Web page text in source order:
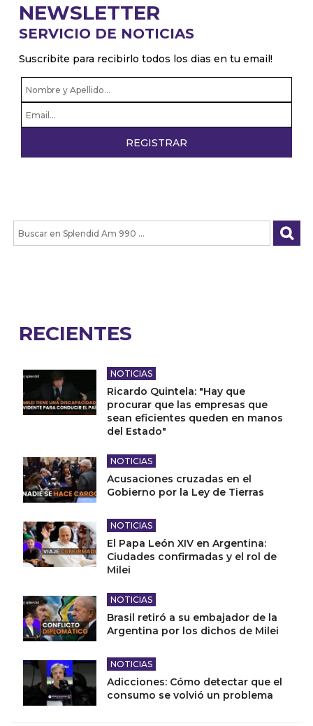
NEWSLETTER
SERVICIO DE NOTICIAS
Suscribite para recibirlo todos los dias en tu email!
RECIENTES
NOTICIAS
Ricardo Quintela: "Hay que
procurar que las empresas que
sean eficientes queden en manos
del Estado"
NOTICIAS
Acusaciones cruzadas en el
Gobierno por la Ley de Tierras
NOTICIAS
El Papa León XIV en Argentina:
Ciudades confirmadas y el rol de
Milei
NOTICIAS
Brasil retiró a su embajador de la
Argentina por los dichos de Milei
NOTICIAS
Adicciones: Cómo detectar que el
consumo se volvió un problema